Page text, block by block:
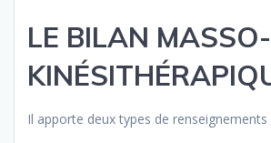
LE BILAN MASSO-
Il apporte deux types de renseignements